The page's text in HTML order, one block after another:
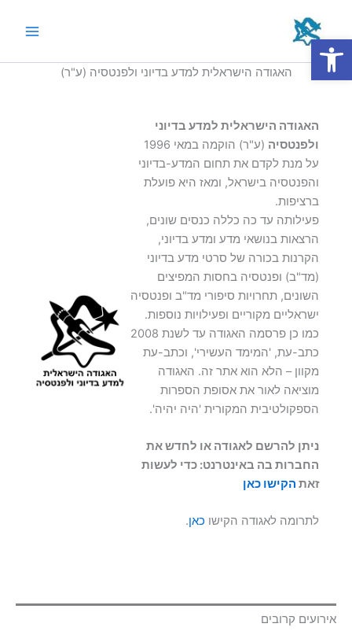
האגודה הישראלית למדע בדיוני ולפנטסיה (ע"ר)
האגודה הישראלית למדע בדיוני
ולפנטסיה
(ע"ר) הוקמה במאי 1996
על מנת לקדם את תחום המדע-בדיוני
והפנטסיה בישראל, ומאז היא פועלת
ברציפות.
פעילותה עד כה כללה כנסים שונים,
הרצאות בנושאי מדע ומדע בדיוני,
הקרנות בכורה של סרטי מדע בדיוני
(מד"ב) ופנטסיה בחסות המפיצים
השונים, תחרויות סיפורי מד"ב ופנטסיה
ישראליים מקוריים ופעילויות נוספות.
כמו כן פרסמה האגודה עד לשנת 2008
כתב-עת, 'המימד העשירי', וכתב-עת
מקוון – הלא הוא אתר זה. האגודה
מוציאה לאור את אסופת הספרות
הספקולטיבית המקורית 'היה יהיה'.
ניתן להרשם לאגודה או לחדש את
החברות בה באינטרנט: כדי לעשות
זאת הקישו כאן
לתרומה לאגודה הקישו כאן.
אירועים קרובים
פתח סרגל נגישות